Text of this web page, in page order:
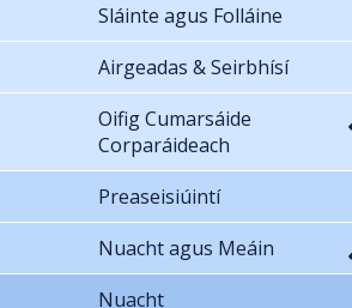
Sláinte agus Folláine
Airgeadas & Seirbhísí
Oifig Cumarsáide
Corparáideach
Preaseisiúintí
Nuacht agus Meáin
Nuacht